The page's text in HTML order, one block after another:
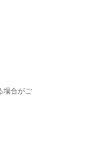
場合がご